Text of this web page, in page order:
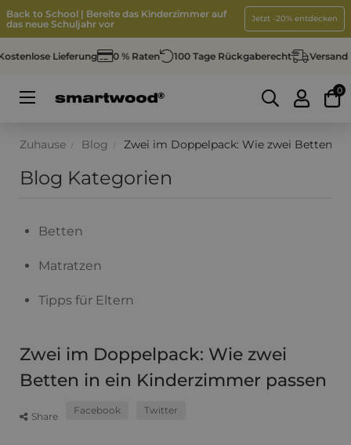
Back to School | Bereite das Kinderzimmer auf
das neue Schuljahr vor
Jetzt -20% entdecken
Lieferung 0 % Raten 100 Tage Rückgaberecht Versand in
Umschalten
☰ 0
Zuhause Blog Zwei im Doppelpack: Wie zwei Betten in
Blog Kategorien
Betten
Matratzen
Tipps für Eltern
Zwei im Doppelpack: Wie zwei
Betten in ein Kinderzimmer passen
Share
Facebook Twitter